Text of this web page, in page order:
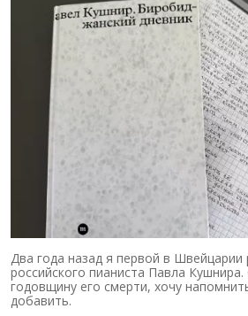
Два года назад я первой в Швейцарии
российского пианиста Павла
годовщину его смерти, хочу
добавить.